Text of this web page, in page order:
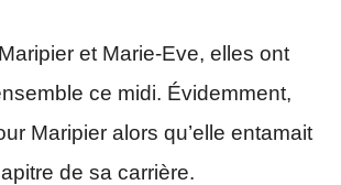
et Marie-Eve, elles ont
ce midi. Évidemment,
Maripier alors qu’elle entamait
de sa carrière.